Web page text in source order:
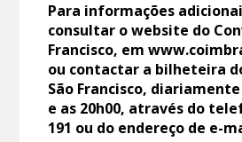
Para informações
consultar o website do
Francisco, em
ou contactar a bilheteira
São Francisco,
e as 20h00, através do
191 ou do endereço de e-